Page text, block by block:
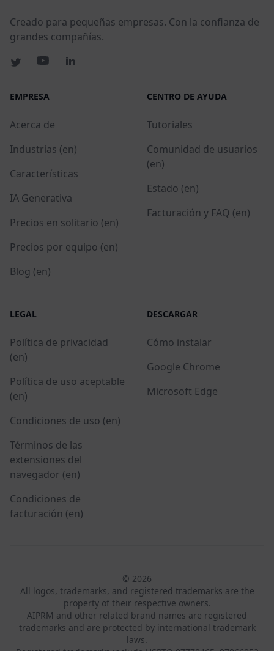
Creado para pequeñas empresas. Con la confianza de
grandes compañías.
EMPRESA
Acerca de
Industrias (en)
Características
IA Generativa
Precios en solitario (en)
Precios por equipo (en)
Blog (en)
CENTRO DE AYUDA
Tutoriales
Comunidad de usuarios
(en)
Estado (en)
Facturación y FAQ (en)
LEGAL
Política de privacidad
(en)
Política de uso aceptable
(en)
Condiciones de uso (en)
Términos de las
extensiones del
navegador (en)
Condiciones de
facturación (en)
DESCARGAR
Cómo instalar
Google Chrome
Microsoft Edge
© 2026
All logos, trademarks, and registered trademarks are the
property of their respective owners.
AIPRM and other related brand names are registered
trademarks and are protected by international trademark
laws.